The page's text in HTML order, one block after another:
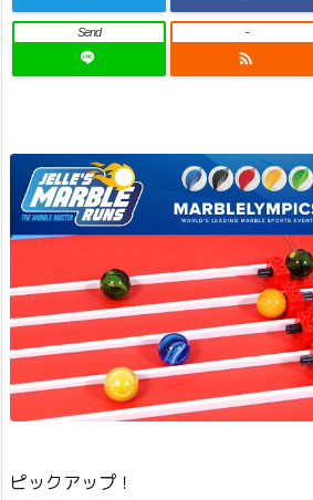
Send

-
ピックアップ！